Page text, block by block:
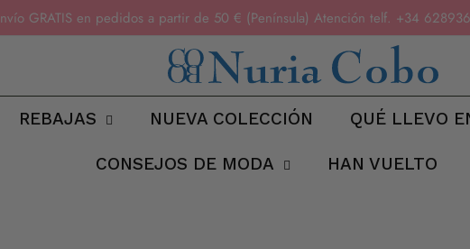
GRATIS en pedidos a partir de 50 € (Península) Atención telf. +34
REBAJAS NUEVA COLECCIÓN QUÉ LLEVO
CONSEJOS DE MODA HAN VUELTO